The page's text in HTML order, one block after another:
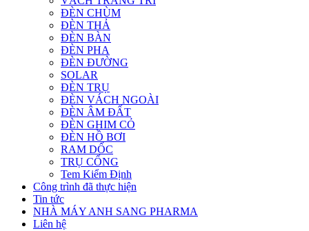
ĐÈN CHÙM
ĐÈN THẢ
ĐÈN BÀN
ĐÈN PHA
ĐÈN ĐƯỜNG
SOLAR
ĐÈN TRỤ
ĐÈN VÁCH NGOÀI
ĐÈN ÂM ĐẤT
ĐÈN GHIM CỎ
ĐÈN HỒ BƠI
RAM DỐC
TRỤ CỔNG
Tem Kiểm Định
Công trình đã thực hiện
Tin tức
NHÀ MÁY ANH SANG PHARMA
Liên hệ